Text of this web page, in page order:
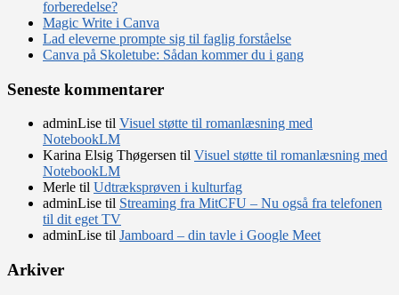
forberedelse?
Magic Write i Canva
Lad eleverne prompte sig til faglig forståelse
Canva på Skoletube: Sådan kommer du i gang
Seneste kommentarer
adminLise til Visuel støtte til romanlæsning med
NotebookLM
Karina Elsig Thøgersen til Visuel støtte til romanlæsning med
NotebookLM
Merle til Udtræksprøven i kulturfag
adminLise til Streaming fra MitCFU – Nu også fra telefonen
til dit eget TV
adminLise til Jamboard – din tavle i Google Meet
Arkiver